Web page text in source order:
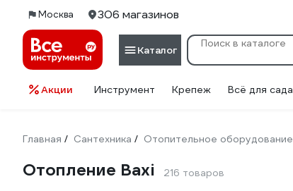
Москва 306 магазинов
Каталог
Акции Инструмент Крепеж Всё для сада
Главная / Сантехника / Отопительное оборудование
Отопление Baxi 216 товаров